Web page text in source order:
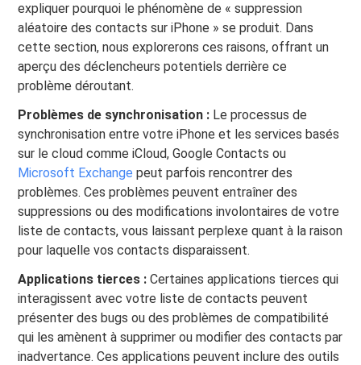
expliquer pourquoi le phénomène de « suppression
aléatoire des contacts sur iPhone » se produit. Dans
cette section, nous explorerons ces raisons, offrant un
aperçu des déclencheurs potentiels derrière ce
problème déroutant.
Problèmes de synchronisation : Le processus de
synchronisation entre votre iPhone et les services basés
sur le cloud comme iCloud, Google Contacts ou
Microsoft Exchange peut parfois rencontrer des
problèmes. Ces problèmes peuvent entraîner des
suppressions ou des modifications involontaires de votre
liste de contacts, vous laissant perplexe quant à la raison
pour laquelle vos contacts disparaissent.
Applications tierces : Certaines applications tierces qui
interagissent avec votre liste de contacts peuvent
présenter des bugs ou des problèmes de compatibilité
qui les amènent à supprimer ou modifier des contacts par
inadvertance. Ces applications peuvent inclure des outils